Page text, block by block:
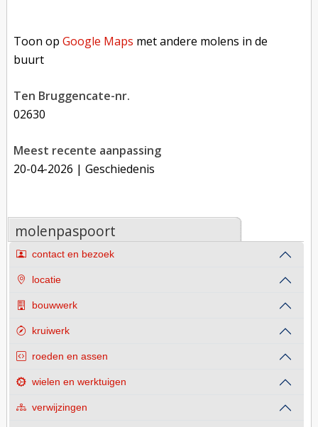
Toon opGoogle Maps met andere molens in de
buurt
Ten Bruggencate-nr.
02630
Meest recente aanpassing
20-04-2026 | Geschiedenis
molenpaspoort
contact en bezoek
locatie
bouwwerk
kruiwerk
roeden en assen
wielen en werktuigen
verwijzingen